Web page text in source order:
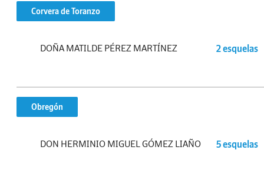
Corvera de Toranzo
DOÑA MATILDE PÉREZ MARTÍNEZ 2 esquelas
Obregón
DON HERMINIO MIGUEL GÓMEZ LIAÑO 5 esquelas